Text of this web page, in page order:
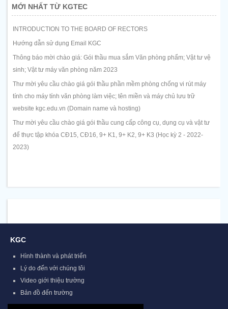
MỚI NHẤT TỪ KGTEC
INTRODUCTION TO THE BOARD OF RECTORS
Hướng dẫn sử dụng Email KGC
Thông báo mời chào giá: Gói thầu mua sắm Văn phòng phẩm; Vật tư vệ
sinh; Vật tư máy văn phòng năm 2023
Thư mời yêu cầu chào giá gói thầu phần mềm phòng chống vi rút máy
tính cho máy tính văn phòng làm việc; tên miền và máy chủ lưu trữ
website kgc.edu.vn (Domain name và hosting)
Thư mời yêu cầu chào giá gói thầu cung cấp công cụ, dụng cụ và vật tư
để thực tập khóa CĐ15, CĐ16, 9+ K1, 9+ K2, 9+ K3 (Học kỳ 2 - 2022-
2023)
KGC
Hình thành và phát triển
Lý do đến với chúng tôi
Video giới thiệu trường
Bản đồ đến trường